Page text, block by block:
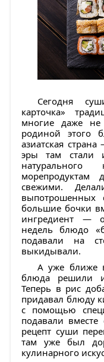
Сегодня
карточка»
многие даже не
родиной этого
азиатская
эры там стали
натурального
морепродуктам
свежими.
выпотрошенных
большие бочки
ингредиент —
недель блюдо
подавали на
выкидывали.
А уже ближе
блюда решили
Теперь в рис
придавал блюду
с помощью
подавали
рецепт суши
там уже был
кулинарного